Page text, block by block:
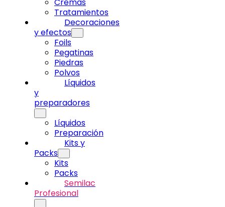
Tratamientos
Decoraciones
y efectos
Foils
Pegatinas
Piedras
Polvos
Líquidos
y
preparadores
Líquidos
Preparación
Kits y
Packs
Kits
Packs
Semilac
Profesional